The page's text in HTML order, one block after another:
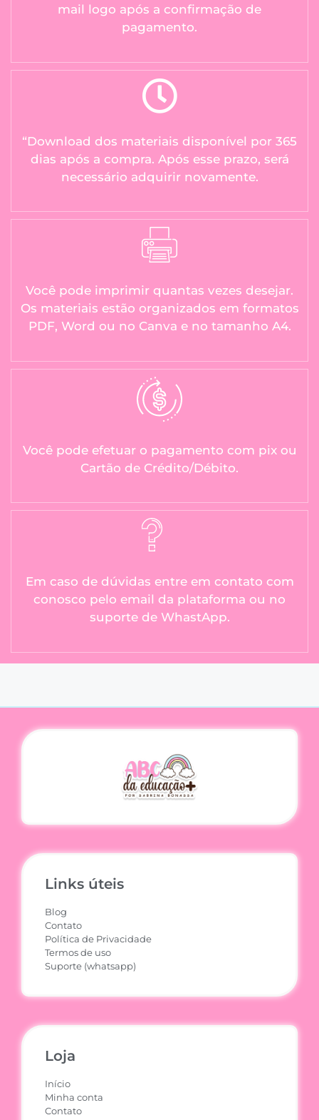
mail logo após a confirmação de
pagamento.
“Download dos materiais disponível por 365
dias após a compra. Após esse prazo, será
necessário adquirir novamente.
Você pode imprimir quantas vezes desejar.
Os materiais estão organizados em formatos
PDF, Word ou no Canva e no tamanho A4.
Você pode efetuar o pagamento com pix ou
Cartão de Crédito/Débito.
Em caso de dúvidas entre em contato com
conosco pelo email da plataforma ou no
suporte de WhastApp.
Links úteis
Blog
Contato
Política de Privacidade
Termos de uso
Suporte (whatsapp)
Loja
Início
Minha conta
Contato